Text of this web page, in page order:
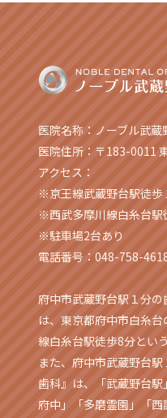
医院名称：ノーブル武
医院住所：〒183-0011
アクセス：
※京王線武蔵野台駅徒歩
※西武多摩川線白糸台駅
※駐車場2台あり
電話番号：048-758-
府中市武蔵野台駅１分の
は、東京都府中市白糸
線白糸台駅徒歩8分とい
また、府中市武蔵野台
歯科』は、「武蔵野台
府中」「多磨霊園」「西